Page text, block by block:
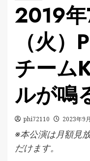
2019
（火
チーム
ルが鳴
phi72110 2023年9
※本公演は月額見
だけます。